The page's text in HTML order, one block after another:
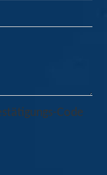
keine offene